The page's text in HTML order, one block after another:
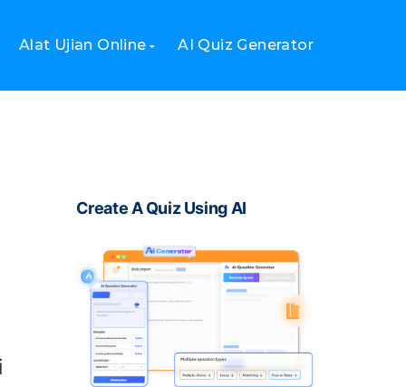
Alat Ujian Online AI Quiz Generator
Create A Quiz Using AI